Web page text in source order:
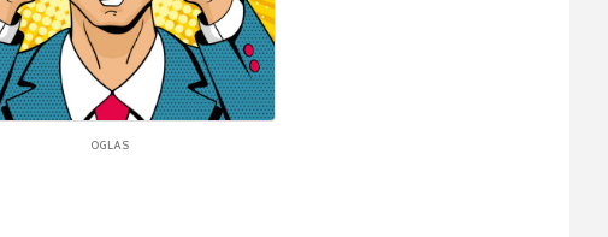
OGLAS